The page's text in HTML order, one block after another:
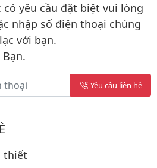
có yêu cầu đặt biệt vui lòng
nhập số điện thoại chúng
với bạn.
Yêu cầu liên hệ
thiết